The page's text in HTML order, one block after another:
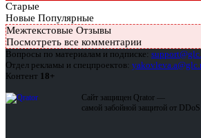
Старые
Новые Популярные
Межтекстовые Отзывы
Посмотреть все комментарии
Вопросы по материалам и подписке:
Отдел рекламы и спецпроектов:
Контент 18+
Сайт защищен Qrator —
самой забойной защитой от